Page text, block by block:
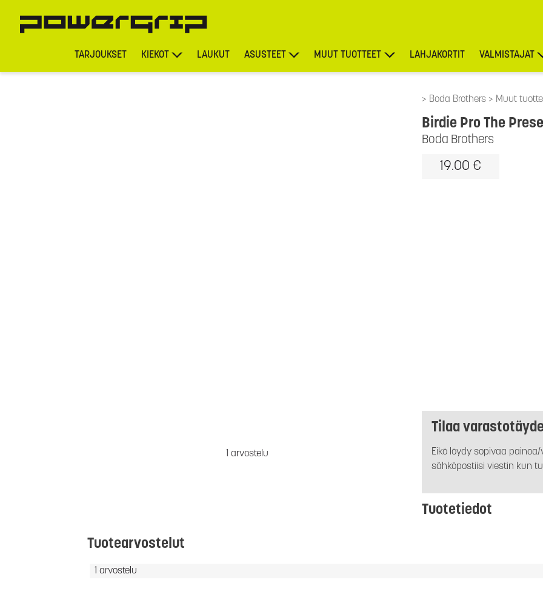
TARJOUKSET KIEKOT LAUKUT ASUSTEET MUUT TUOTTEET LAHJAKORTIT VALMISTAJAT
Boda Brothers Muut
1 arvostelu
Boda Brothers
Birdie Pro The
19.00 €
Tilaa
Eikö löydy sopivaa
sähköpostiisi viestin kun
Tuotetiedot
Tuotearvostelut
1 arvostelu